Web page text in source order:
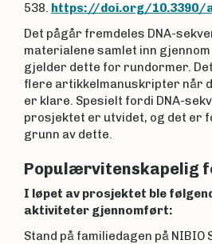
538. https://doi.org/10.3390/
Det pågår fremdeles DNA-
materialene samlet inn
gjelder dette for rundormer.
flere artikkelmanuskripter når
er klare. Spesielt fordi DNA-
prosjektet er utvidet, og det er
grunn av dette.
Populærvitenskapelig
I løpet av prosjektet ble
aktiviteter gjennomført:
Stand på familiedagen på NIBIO